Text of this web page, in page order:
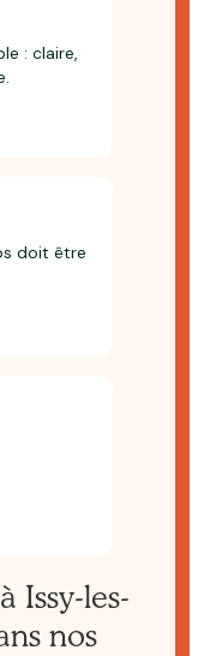
: claire,
doit être
Issy-les-
nos